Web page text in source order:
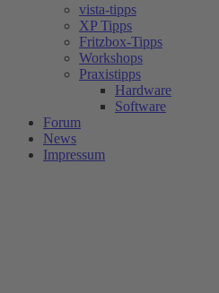
vista-tipps
XP Tipps
Fritzbox-Tipps
Workshops
Praxistipps
Hardware
Software
Forum
News
Impressum